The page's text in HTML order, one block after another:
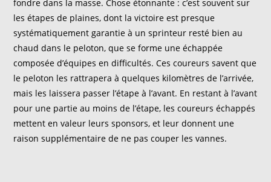
fondre dans la masse. Chose étonnante : c’est souvent sur
les étapes de plaines, dont la victoire est presque
systématiquement garantie à un sprinteur resté bien au
chaud dans le peloton, que se forme une échappée
composée d’équipes en difficultés. Ces coureurs savent que
le peloton les rattrapera à quelques kilomètres de l’arrivée,
mais les laissera passer l’étape à l’avant. En restant à l’avant
pour une partie au moins de l’étape, les coureurs échappés
mettent en valeur leurs sponsors, et leur donnent une
raison supplémentaire de ne pas couper les vannes.